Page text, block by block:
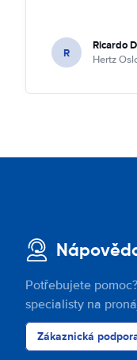
R Ricardo
Hertz
Potřebujete
specialisty na
Zákaznická